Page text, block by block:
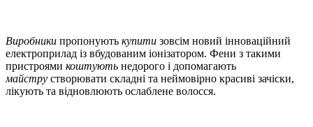
Виробники пропонують купити зовсім новий інноваційний
електроприлад із вбудованим іонізатором. Фени з такими
пристроями коштують недорого і допомагають
майстру створювати складні та неймовірно красиві зачіски,
лікують та відновлюють ослаблене волосся.